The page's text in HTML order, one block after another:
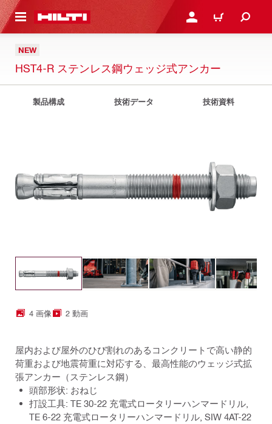
内容を表示 ログイン・新規オンライ
カート
NEW
HST4-R ステンレス鋼ウェッジ式アンカー
製品構成 技術データ 技術資料
4 画像 2 動画
屋内および屋外のひび割れのあるコンクリートで高い静的
荷重および地震荷重に対応する、最高性能のウェッジ式拡
張アンカー（ステンレス鋼）
頭部形状: おねじ
打設工具: TE 30-22 充電式ロータリーハンマードリル,
TE 6-22 充電式ロータリーハンマードリル, SIW 4AT-22